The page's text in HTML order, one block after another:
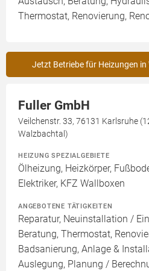
Thermostat, Renovierung,
Jetzt Betriebe für Heizungen
Fuller GmbH
Veilchenstr. 33, 76131 Karlsruhe
Walzbachtal)
HEIZUNG SPEZIALGEBIETE
Ölheizung, Heizkörper,
Elektriker, KFZ Wallboxen
ANGEBOTENE TÄTIGKEITEN
Reparatur, Neuinstallation /
Beratung, Thermostat,
Badsanierung, Anlage &
Auslegung, Planung /